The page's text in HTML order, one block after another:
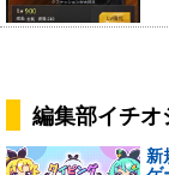
編集部イチオ
新